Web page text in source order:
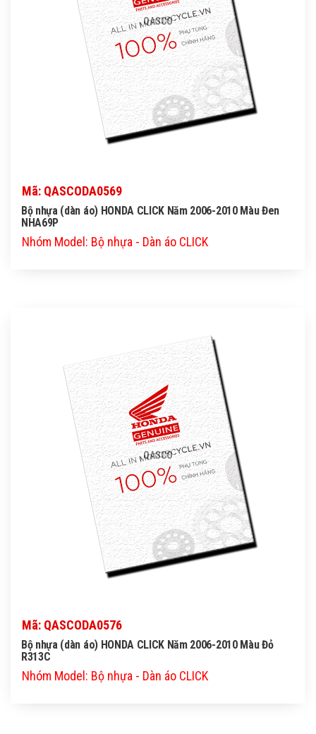
QASCO
Mã: QASCODA0569
Bộ nhựa (dàn áo) HONDA CLICK Năm 2006-2010 Màu Đen
NHA69P
Nhóm Model: Bộ nhựa - Dàn áo CLICK
QASCO
Mã: QASCODA0576
Bộ nhựa (dàn áo) HONDA CLICK Năm 2006-2010 Màu Đỏ
R313C
Nhóm Model: Bộ nhựa - Dàn áo CLICK